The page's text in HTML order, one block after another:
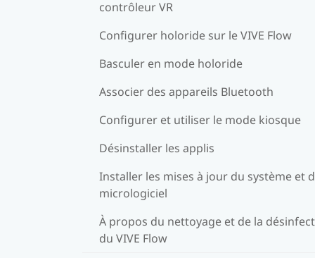
contrôleur VR
Configurer holoride sur le VIVE Flow
Basculer en mode holoride
Associer des appareils Bluetooth
Configurer et utiliser le mode kiosque
Désinstaller les applis
Installer les mises à jour du système et
micrologiciel
À propos du nettoyage et de la
du VIVE Flow